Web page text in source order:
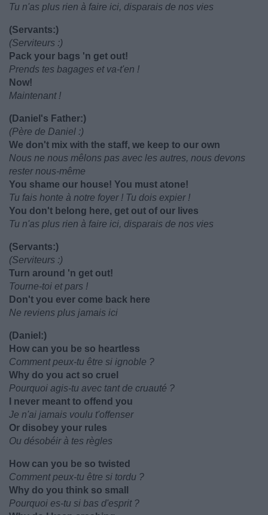
Tu n'as plus rien à faire ici, disparais de nos vies
(Servants:)
(Serviteurs :)
Pack your bags 'n get out!
Prends tes bagages et va-t'en !
Now!
Maintenant !
(Daniel's Father:)
(Père de Daniel :)
We don't mix with the staff, we keep to our own
Nous ne nous mêlons pas avec les autres, nous devons
rester nous-même
You shame our house! You must atone!
Tu fais honte à notre foyer ! Tu dois expier !
You don't belong here, get out of our lives
Tu n'as plus rien à faire ici, disparais de nos vies
(Servants:)
(Serviteurs :)
Turn around 'n get out!
Tourne-toi et pars !
Don't you ever come back here
Ne reviens plus jamais ici
(Daniel:)
How can you be so heartless
Comment peux-tu être si ignoble ?
Why do you act so cruel
Pourquoi agis-tu avec tant de cruauté ?
I never meant to offend you
Je n'ai jamais voulu t'offenser
Or disobey your rules
Ou désobéir à tes règles
How can you be so twisted
Comment peux-tu être si tordu ?
Why do you think so small
Pourquoi es-tu si bas d'esprit ?